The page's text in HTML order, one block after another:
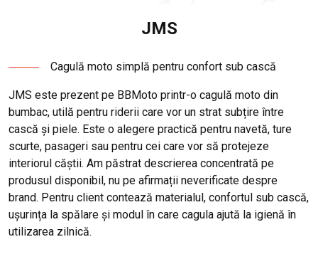
JMS
Cagulă moto simplă pentru confort sub cască
JMS este prezent pe BBMoto printr-o cagulă moto din
bumbac, utilă pentru riderii care vor un strat subțire între
cască și piele. Este o alegere practică pentru navetă, ture
scurte, pasageri sau pentru cei care vor să protejeze
interiorul căștii. Am păstrat descrierea concentrată pe
produsul disponibil, nu pe afirmații neverificate despre
brand. Pentru client contează materialul, confortul sub cască,
ușurința la spălare și modul în care cagula ajută la igienă în
utilizarea zilnică.